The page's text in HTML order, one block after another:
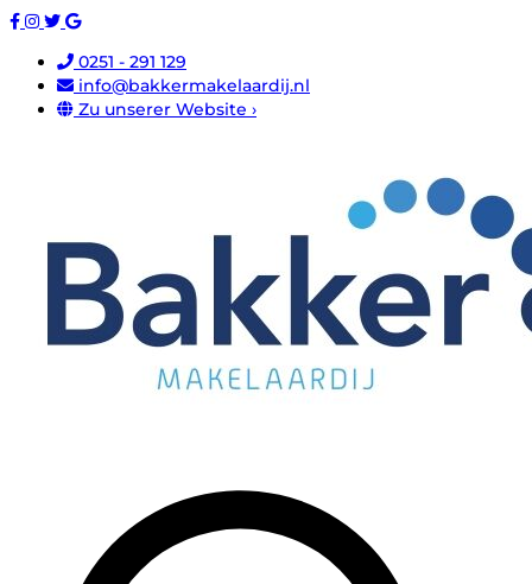
0251 - 291 129
info@bakkermakelaardij.nl
Zu unserer Website ›